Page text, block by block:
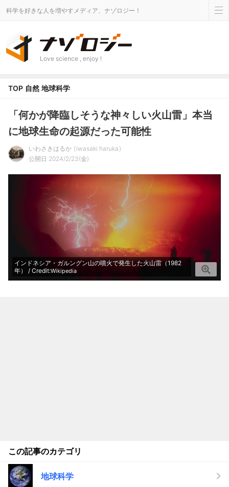
科学を好きな人を増やすメディア、ナゾロジー！
Love science , enjoy !
TOP 自然 地球科学
「何かが降臨しそうな神々しい火山雷」本当
に地球生命の起源だった可能性
いわさきはるか
iwasaki haruka
公開日 2024/2/23(金)
インドネシア・ガルングン山の噴火で発生した火山雷（1982
年） / Credit:Wikipedia
この記事のカテゴリ
地球科学